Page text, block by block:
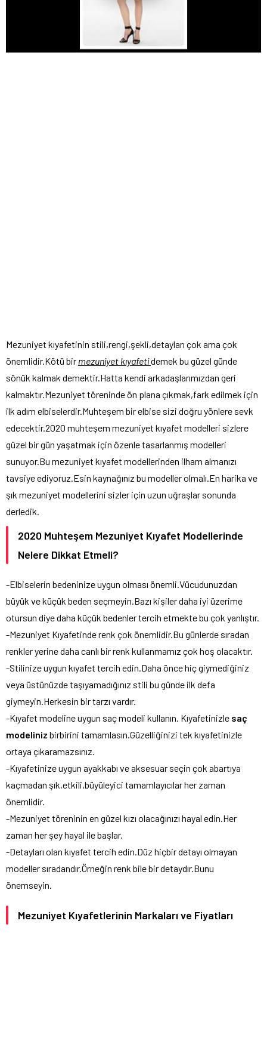
Mezuniyet kıyafetinin stili,rengi,şekli,detayları çok ama çok
önemlidir.Kötü bir mezuniyet kıyafetidemek bu güzel günde
sönük kalmak demektir.Hatta kendi arkadaşlarımızdan geri
kalmaktır.Mezuniyet töreninde ön plana çıkmak,fark edilmek için
ilk adım elbiselerdir.Muhteşem bir elbise sizi doğru yönlere sevk
edecektir.2020 muhteşem mezuniyet kıyafet modelleri sizlere
güzel bir gün yaşatmak için özenle tasarlanmış modelleri
sunuyor.Bu mezuniyet kıyafet modellerinden ilham almanızı
tavsiye ediyoruz.Esin kaynağınız bu modeller olmalı.En harika ve
şık mezuniyet modellerini sizler için uzun uğraşlar sonunda
derledik.
2020 Muhteşem Mezuniyet Kıyafet Modellerinde
Nelere Dikkat Etmeli?
-Elbiselerin bedeninize uygun olması önemli.Vücudunuzdan
büyük ve küçük beden seçmeyin.Bazı kişiler daha iyi üzerime
otursun diye daha küçük bedenler tercih etmekte bu çok yanlıştır.
-Mezuniyet Kıyafetinde renk çok önemlidir.Bu günlerde sıradan
renkler yerine daha canlı bir renk kullanmamız çok hoş olacaktır.
-Stilinize uygun kıyafet tercih edin.Daha önce hiç giymediğiniz
veya üstünüzde taşıyamadığınız stili bu günde ilk defa
giymeyin.Herkesin bir tarzı vardır.
-Kıyafet modeline uygun saç modeli kullanın. Kıyafetinizle saç
modeliniz birbirini tamamlasın.Güzelliğinizi tek kıyafetinizle
ortaya çıkaramazsınız.
-Kıyafetinize uygun ayakkabı ve aksesuar seçin çok abartıya
kaçmadan şık,etkili,büyüleyici tamamlayıcılar her zaman
önemlidir.
-Mezuniyet töreninin en güzel kızı olacağınızı hayal edin.Her
zaman her şey hayal ile başlar.
-Detayları olan kıyafet tercih edin.Düz hiçbir detayı olmayan
modeller sıradandır.Örneğin renk bile bir detaydır.Bunu
önemseyin.
Mezuniyet Kıyafetlerinin Markaları ve Fiyatları